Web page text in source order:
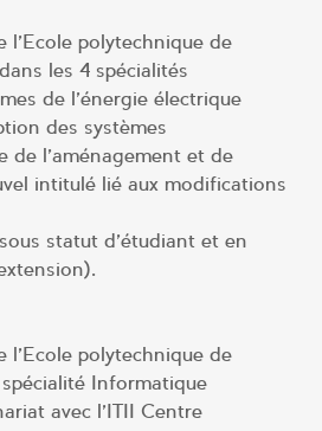
l’Ecole polytechnique de
les 4 spécialités –
de l’énergie électrique –
des systèmes –
l’aménagement et de
intitulé lié aux modifications
statut d’étudiant et en
l’Ecole polytechnique de
spécialité Informatique
avec l’ITII Centre